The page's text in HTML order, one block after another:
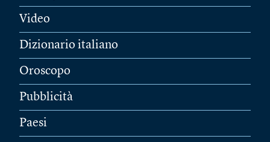
Video
Dizionario italiano
Oroscopo
Pubblicità
Paesi